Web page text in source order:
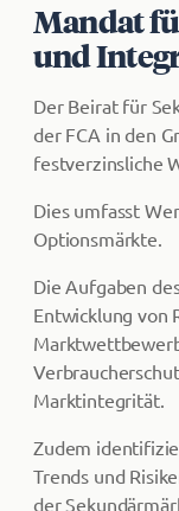
Mandat
und
Der Beirat für
der FCA in den
festverzinsliche
Dies umfasst
Optionsmärkte.
Die Aufgaben
Entwicklung von
Marktintegrität.
Zudem
Trends und
der